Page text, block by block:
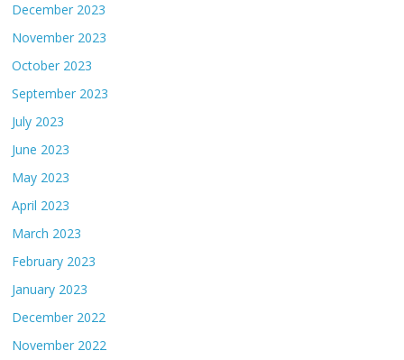
December 2023
November 2023
October 2023
September 2023
July 2023
June 2023
May 2023
April 2023
March 2023
February 2023
January 2023
December 2022
November 2022